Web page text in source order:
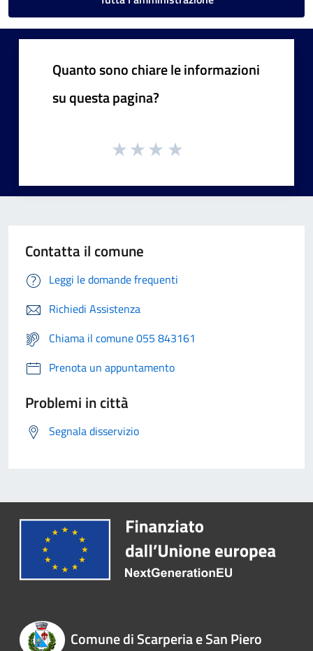
Quanto sono chiare le informazioni
su questa pagina?
Contatta il comune
Leggi le domande frequenti
Richiedi Assistenza
Chiama il comune 055 843161
Prenota un appuntamento
Problemi in città
Segnala disservizio
Comune di Scarperia e San Piero